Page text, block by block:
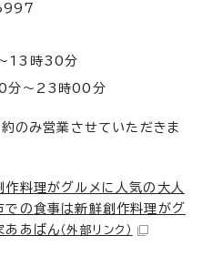
13時30分
分～23時00分
約のみ営業させていただきま
料理がグルメに人気の大人
の食事は新鮮創作料理がグ
ああばん （外部リンク）